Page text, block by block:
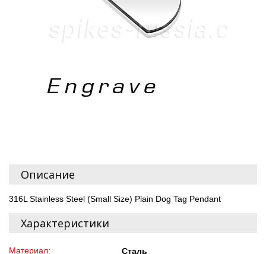
Описание
316L Stainless Steel (Small Size) Plain Dog Tag Pendant
Характеристики
Материал:
Сталь